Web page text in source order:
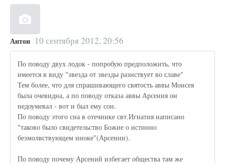
Антон 10 сентября 2012, 20:56
По поводу двух лодок - попробую предположить, что
имеется в виду "звезда от звезды разнствует во славе"
Тем более, что для спрашивающего святость аввы Моисея
была очевидна, а по поводу отказа аввы Арсения он
недоумевал - вот и был ему сон.
По поводу этого сна в отечнике свт.Игнатия написано
"таково было свидетельство Божие о истинно
безмолвствующем иноке"(Арсении).
По поводу почему Арсений избегает общества там же